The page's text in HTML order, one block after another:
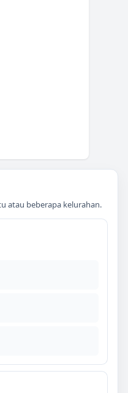
atau beberapa kelurahan.